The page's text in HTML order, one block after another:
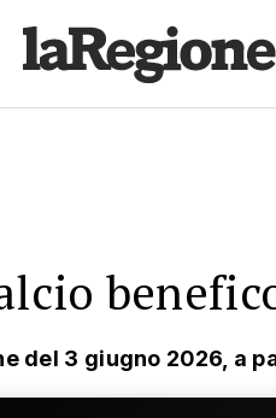
del 3 giugno 2026, a